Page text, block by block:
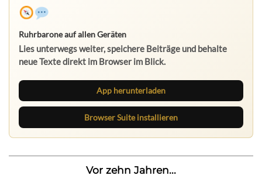
Ruhrbarone auf allen Geräten
Lies unterwegs weiter, speichere Beiträge und behalte
neue Texte direkt im Browser im Blick.
App herunterladen
Browser Suite installieren
Vor zehn Jahren...